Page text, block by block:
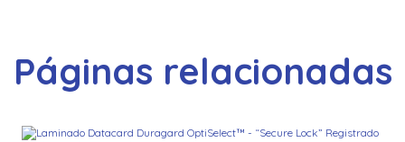
Páginas relacionadas